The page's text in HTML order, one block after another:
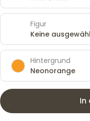
Figur
Keine
Hintergrund
Neonorange
In